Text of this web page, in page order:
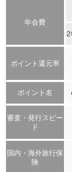
年会費
ポイント還元率
ポイント名
審査・発行スピー
ド
国内・海外旅行保
険